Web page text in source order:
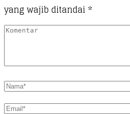
yang wajib ditandai *